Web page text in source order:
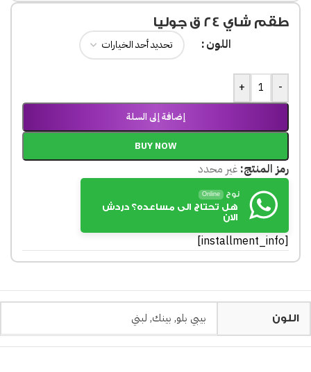
طقم شاي 24 ق جوليا
اللون
-
+
إضافة إلى السلة
BUY NOW
رمز المنتج: غير محدد
نوح Online
هل تحتاج الى مساعده؟ دردش
الان
[installment_info]
اللون بيبي بلو, بينك, لبني